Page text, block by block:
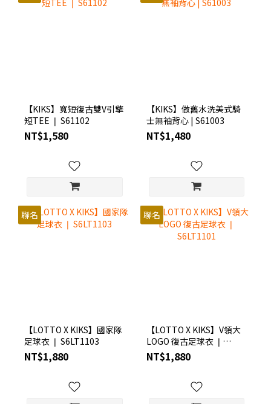
【KIKS】寬短復古雙V引擎
短TEE ❘ S61102
NT$1,580
【KIKS】做舊水洗美式騎
士無袖背心 | S61003
NT$1,480
聯名
【LOTTO X KIKS】國家隊
足球衣 ❘ S6LT1103
NT$1,880
聯名
【LOTTO X KIKS】V領大
LOGO 復古足球衣 ❘
S6LT1101
NT$1,880